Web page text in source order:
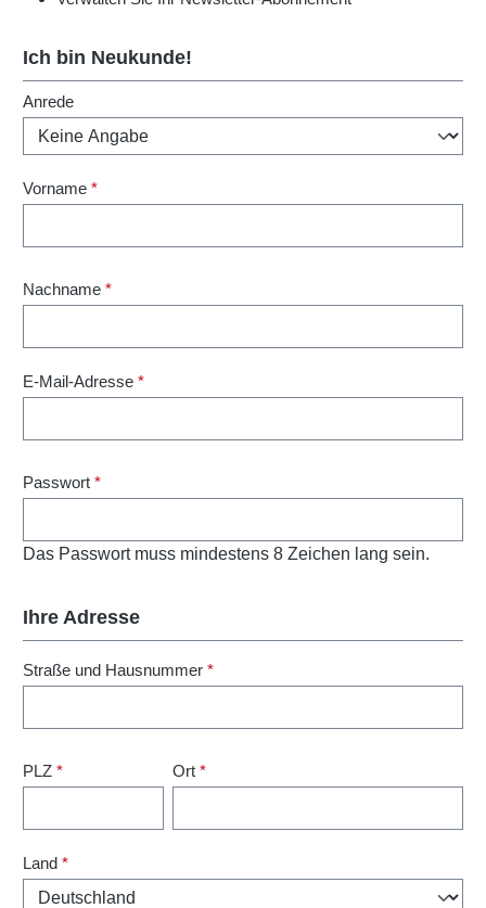
Ich bin Neukunde!
Persönliche Informationen
Anrede
Vorname *
Nachname *
E-Mail-Adresse *
Passwort *
Das Passwort muss mindestens 8 Zeichen lang sein.
Ihre Adresse
Straße und Hausnummer *
PLZ * Ort *
Land *